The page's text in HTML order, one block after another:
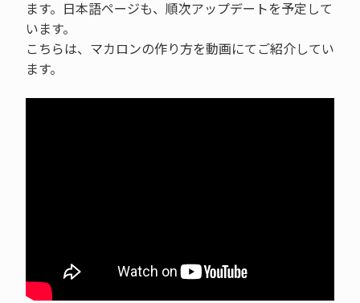
ます。日本語ページも、順次アップデートを予定して
います。
こちらは、マカロンの作り方を動画にてご紹介してい
ます。